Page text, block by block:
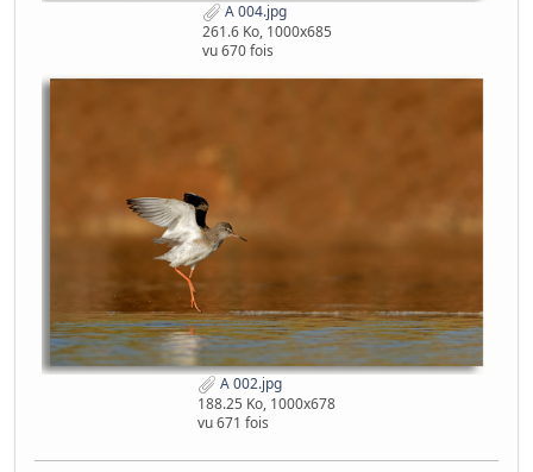
A 004.jpg
261.6 Ko, 1000x685
vu 670 fois
A 002.jpg
188.25 Ko, 1000x678
vu 671 fois